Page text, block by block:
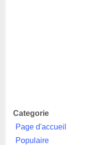
Categorie
Page d'accueil
Populaire